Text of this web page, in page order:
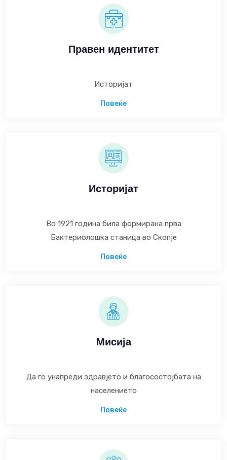
Правен идентитет
Историјат
Повеќе
Историјат
Во 1921 година била формирана прва
Бактериолошка станица во Скопје
Повеќе
Мисија
Да го унапреди здравјето и благосостојбата на
населението
Повеќе